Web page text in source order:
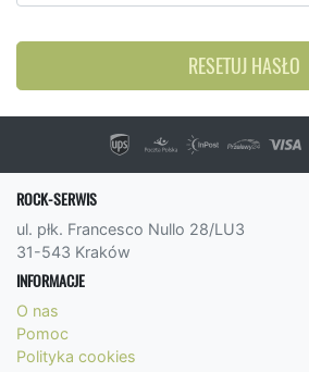
RESETUJ HASŁO
ROCK-SERWIS
ul. płk. Francesco Nullo 28/LU3
31-543 Kraków
INFORMACJE
O nas
Pomoc
Polityka cookies